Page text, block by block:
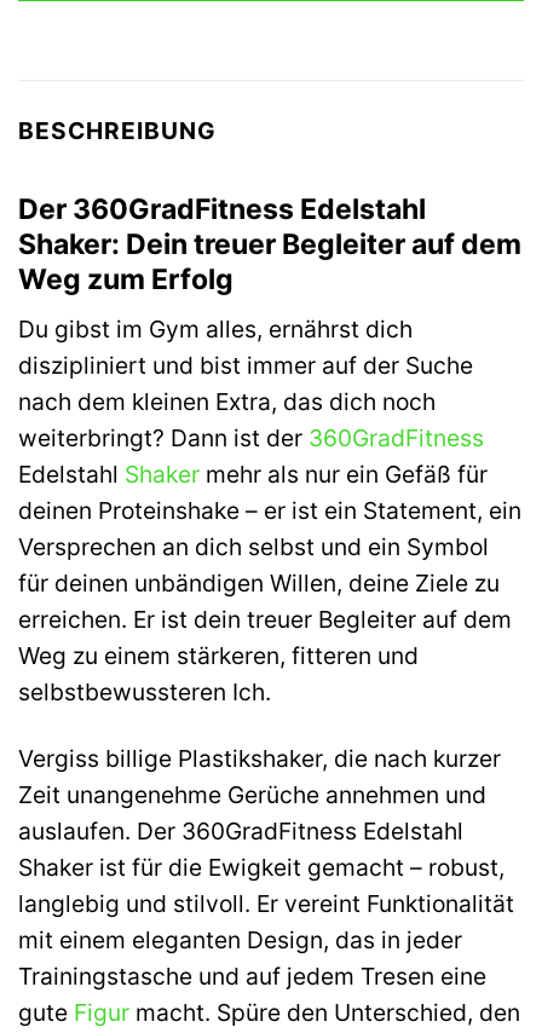
BESCHREIBUNG
Der 360GradFitness Edelstahl
Shaker: Dein treuer Begleiter auf dem
Weg zum Erfolg
Du gibst im Gym alles, ernährst dich
diszipliniert und bist immer auf der Suche
nach dem kleinen Extra, das dich noch
weiterbringt? Dann ist der 360GradFitness
Edelstahl Shaker mehr als nur ein Gefäß für
deinen Proteinshake – er ist ein Statement, ein
Versprechen an dich selbst und ein Symbol
für deinen unbändigen Willen, deine Ziele zu
erreichen. Er ist dein treuer Begleiter auf dem
Weg zu einem stärkeren, fitteren und
selbstbewussteren Ich.
Vergiss billige Plastikshaker, die nach kurzer
Zeit unangenehme Gerüche annehmen und
auslaufen. Der 360GradFitness Edelstahl
Shaker ist für die Ewigkeit gemacht – robust,
langlebig und stilvoll. Er vereint Funktionalität
mit einem eleganten Design, das in jeder
Trainingstasche und auf jedem Tresen eine
gute Figur macht. Spüre den Unterschied, den